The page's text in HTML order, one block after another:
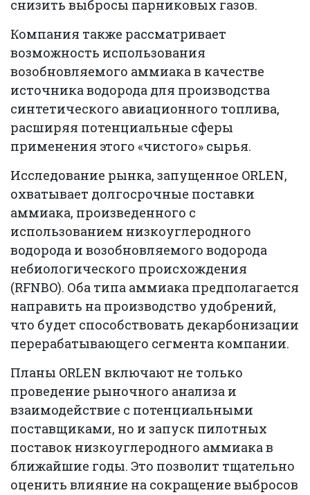
снизить выбросы парниковых газов.
Компания также рассматривает
возможность использования
возобновляемого аммиака в качестве
источника водорода для производства
синтетического авиационного топлива,
расширяя потенциальные сферы
применения этого «чистого» сырья.
Исследование рынка, запущенное ORLEN,
охватывает долгосрочные поставки
аммиака, произведенного с
использованием низкоуглеродного
водорода и возобновляемого водорода
небиологического происхождения
(RFNBO). Оба типа аммиака предполагается
направить на производство удобрений,
что будет способствовать декарбонизации
перерабатывающего сегмента компании.
Планы ORLEN включают не только
проведение рыночного анализа и
взаимодействие с потенциальными
поставщиками, но и запуск пилотных
поставок низкоуглеродного аммиака в
ближайшие годы. Это позволит тщательно
оценить влияние на сокращение выбросов